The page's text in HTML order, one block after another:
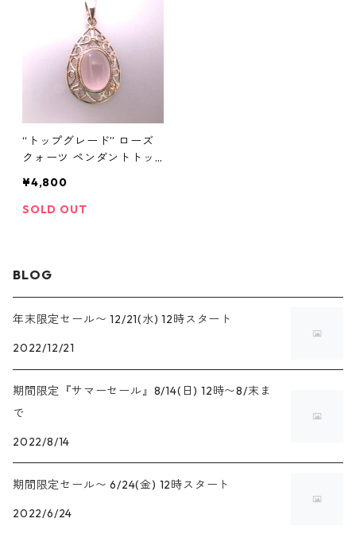
“トップグレード” ローズ
クォーツ ペンダントトッ
¥4,800
SOLD OUT
BLOG
年末限定セール〜 12/21(水) 12時スタート
2022/12/21
期間限定『サマーセール』8/14(日) 12時〜8/末ま
で
2022/8/14
期間限定セール〜 6/24(金) 12時スタート
2022/6/24